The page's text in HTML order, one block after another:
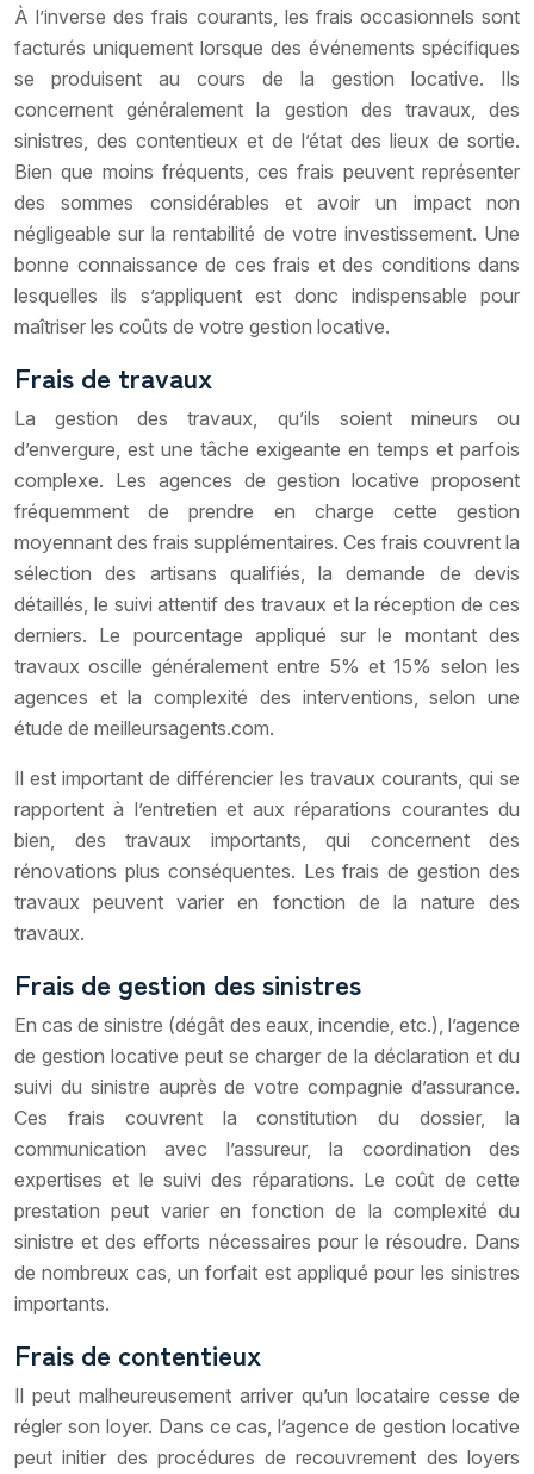
À l’inverse des frais courants, les frais occasionnels sont
facturés uniquement lorsque des événements spécifiques
se produisent au cours de la gestion locative. Ils
concernent généralement la gestion des travaux, des
sinistres, des contentieux et de l’état des lieux de sortie.
Bien que moins fréquents, ces frais peuvent représenter
des sommes considérables et avoir un impact non
négligeable sur la rentabilité de votre investissement. Une
bonne connaissance de ces frais et des conditions dans
lesquelles ils s’appliquent est donc indispensable pour
maîtriser les coûts de votre gestion locative.
Frais de travaux
La gestion des travaux, qu’ils soient mineurs ou
d’envergure, est une tâche exigeante en temps et parfois
complexe. Les agences de gestion locative proposent
fréquemment de prendre en charge cette gestion
moyennant des frais supplémentaires. Ces frais couvrent la
sélection des artisans qualifiés, la demande de devis
détaillés, le suivi attentif des travaux et la réception de ces
derniers. Le pourcentage appliqué sur le montant des
travaux oscille généralement entre 5% et 15% selon les
agences et la complexité des interventions, selon une
étude de meilleursagents.com.
Il est important de différencier les travaux courants, qui se
rapportent à l’entretien et aux réparations courantes du
bien, des travaux importants, qui concernent des
rénovations plus conséquentes. Les frais de gestion des
travaux peuvent varier en fonction de la nature des
travaux.
Frais de gestion des sinistres
En cas de sinistre (dégât des eaux, incendie, etc.), l’agence
de gestion locative peut se charger de la déclaration et du
suivi du sinistre auprès de votre compagnie d’assurance.
Ces frais couvrent la constitution du dossier, la
communication avec l’assureur, la coordination des
expertises et le suivi des réparations. Le coût de cette
prestation peut varier en fonction de la complexité du
sinistre et des efforts nécessaires pour le résoudre. Dans
de nombreux cas, un forfait est appliqué pour les sinistres
importants.
Frais de contentieux
Il peut malheureusement arriver qu’un locataire cesse de
régler son loyer. Dans ce cas, l’agence de gestion locative
peut initier des procédures de recouvrement des loyers